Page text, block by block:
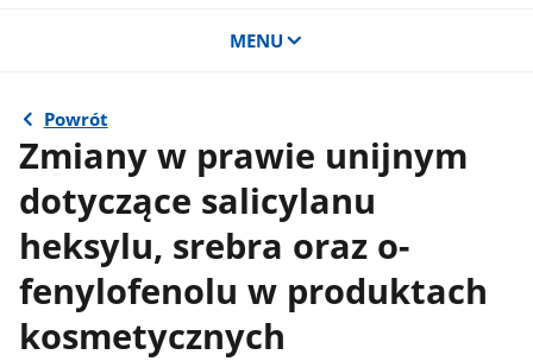
MENU
Powrót
Zmiany w prawie unijnym
dotyczące salicylanu
heksylu, srebra oraz o-
fenylofenolu w produktach
kosmetycznych